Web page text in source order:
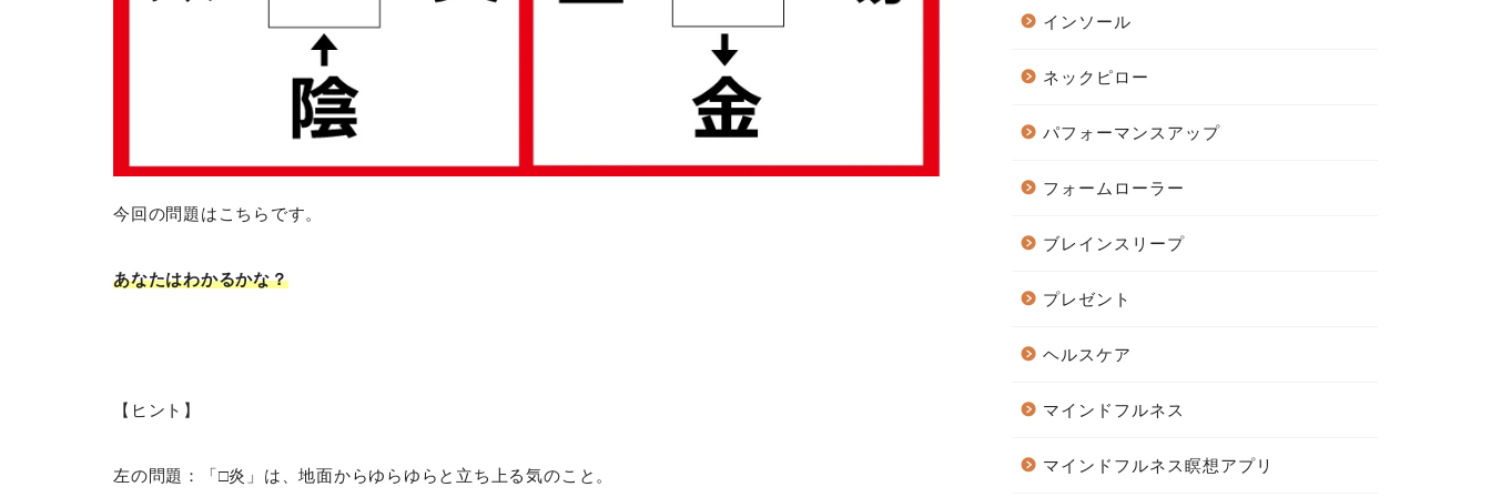
今回の問題はこちらです。
あなたはわかるかな？
【ヒント】
左の問題：「□炎」は、地面からゆらゆらと立ち上る気のこと。
インソール
ネックピロー
パフォーマンスアップ
フォームローラー
ブレインスリープ
プレゼント
ヘルスケア
マインドフルネス
マインドフルネス瞑想アプリ